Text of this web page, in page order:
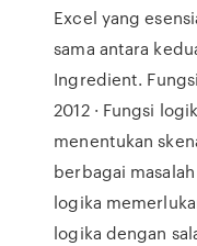
Excel yang
sama antara
Ingredient.
2012 · Fungsi
menentukan
berbagai
logika
logika dengan